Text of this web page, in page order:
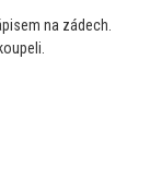
na zádech.